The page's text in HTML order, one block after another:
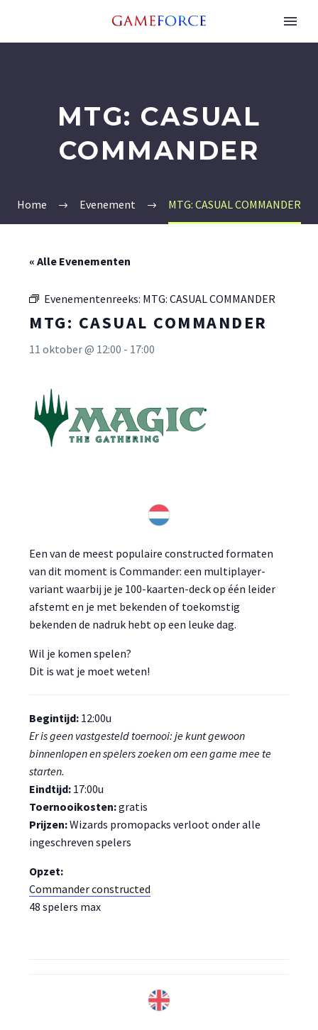
MTG: CASUAL
COMMANDER
Home Evenement MTG: CASUAL COMMANDER
« Alle Evenementen
Evenementenreeks: MTG: CASUAL COMMANDER
MTG: CASUAL COMMANDER
11 oktober @ 12:00 - 17:00
Een van de meest populaire constructed formaten
van dit moment is Commander: een multiplayer-
variant waarbij je je 100-kaarten-deck op één leider
afstemt en je met bekenden of toekomstig
bekenden de nadruk hebt op een leuke dag.
Wil je komen spelen?
Dit is wat je moet weten!
Begintijd: 12:00u
Er is geen vastgesteld toernooi: je kunt gewoon
binnenlopen en spelers zoeken om een game mee te
starten.
Eindtijd: 17:00u
Toernooikosten:gratis
Prijzen:Wizards promopacks verloot onder alle
ingeschreven spelers
Opzet:
Commander constructed
48 spelers max